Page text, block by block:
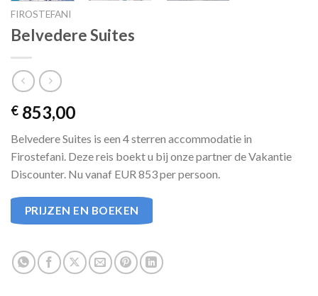
FIROSTEFANI
Belvedere Suites
€ 853,00
Belvedere Suites is een 4 sterren accommodatie in
Firostefani. Deze reis boekt u bij onze partner de Vakantie
Discounter. Nu vanaf EUR 853 per persoon.
PRIJZEN EN BOEKEN